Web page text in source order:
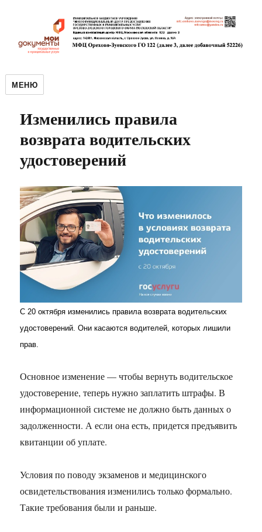
МЕНЮ
Изменились правила
возврата водительских
удостоверений
С 20 октября изменились правила возврата водительских
удостоверений. Они касаются водителей, которых лишили
прав.
Основное изменение — чтобы вернуть водительское
удостоверение, теперь нужно заплатить штрафы. В
информационной системе не должно быть данных о
задолженности. А если она есть, придется предъявить
квитанции об уплате.
Условия по поводу экзаменов и медицинского
освидетельствования изменились только формально.
Такие требования были и раньше.